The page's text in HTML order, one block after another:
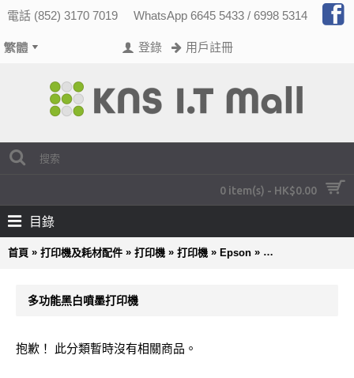
電話 (852) 3170 7019 WhatsApp 6645 5433 / 6998 5314
登錄 用戶註冊
0 item(s) - HK$0.00
目錄
首頁 » 打印機及耗材配件 » 打印機 » 打印機 » Epson » 多功能黑白噴墨打
多功能黑白噴墨打印機
抱歉！ 此分類暫時沒有相關商品。